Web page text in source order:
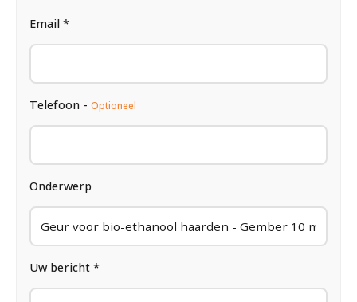
Email *
Telefoon - Optioneel
Onderwerp
Uw bericht *